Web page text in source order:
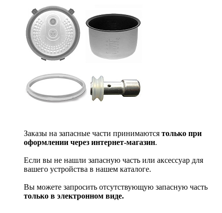
Заказы на запасные части принимаются только при
оформлении через интернет-магазин.
Если вы не нашли запасную часть или аксессуар для
вашего устройства в нашем каталоге.
Вы можете запросить отсутствующую запасную часть
только в электронном виде.